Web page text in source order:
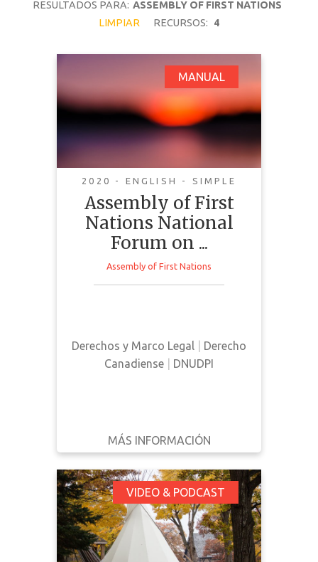
TIPO DE
RESULTADOS PARA: ASSEMBLY OF FIRST NATIONS
LIMPIAR
RECURSOS: 4
MANUAL
2020 - ENGLISH - SIMPLE
Assembly of First
Nations National
Forum on ...
Assembly of First Nations
Derechos y Marco Legal
Derecho
Canadiense
DNUDPI
MÁS INFORMACIÓN
Assembly of First
Nations National
Forum on C-15: An Act
Respecting the United
Nations Declaration
on the Rights of
Indigenous Peoples:
Discussion Guide
conversations surrounding Bill C-
15 in Canada
DESCARGAR
DETALLES
VIDEO & PODCAST
Dr. Dan Longboat -
The Importance of
First Nations
Traditions, Language